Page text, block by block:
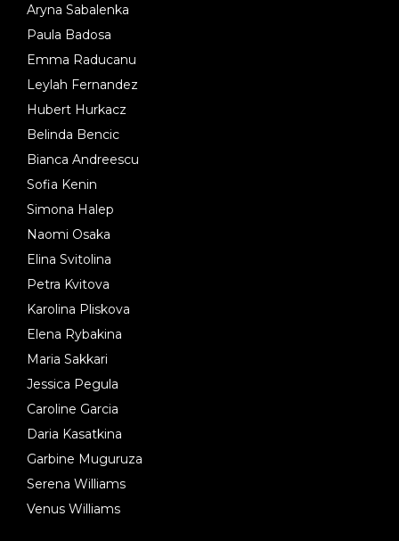
Aryna Sabalenka
Paula Badosa
Emma Raducanu
Leylah Fernandez
Hubert Hurkacz
Belinda Bencic
Bianca Andreescu
Sofia Kenin
Simona Halep
Naomi Osaka
Elina Svitolina
Petra Kvitova
Karolina Pliskova
Elena Rybakina
Maria Sakkari
Jessica Pegula
Caroline Garcia
Daria Kasatkina
Garbine Muguruza
Serena Williams
Venus Williams